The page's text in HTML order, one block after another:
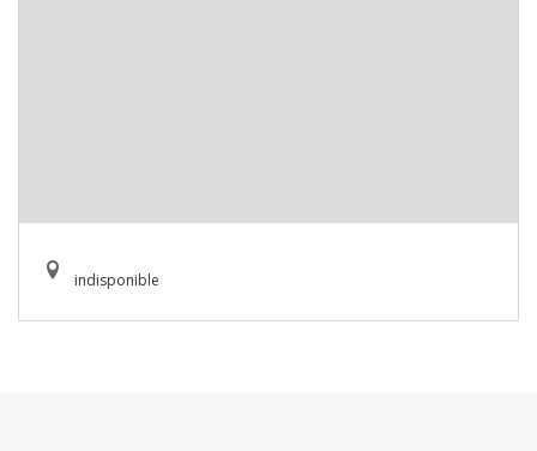
indisponible